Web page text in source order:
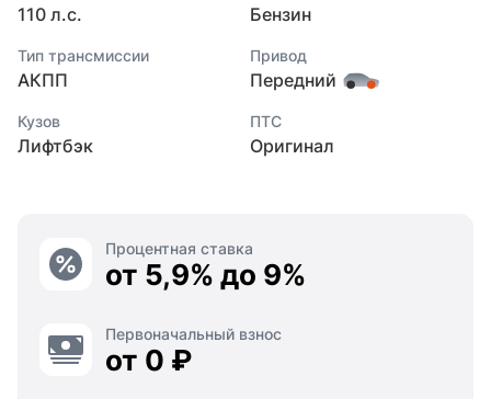
110 л.с. Бензин
Тип трансмиссии
АКПП
Привод
Передний
Кузов
Лифтбэк
ПТС
Оригинал
Процентная ставка
от 5,9% до 9%
Первоначальный взнос
от 0 ₽